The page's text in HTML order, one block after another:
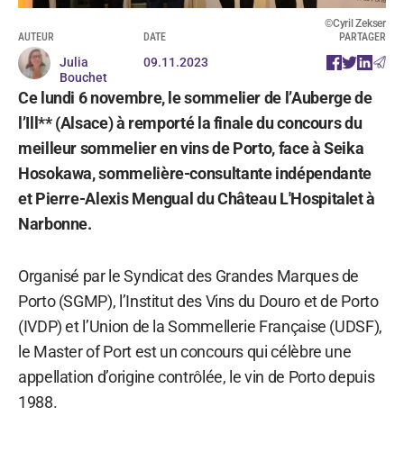
©Cyril Zekser
AUTEUR
Julia
Bouchet
DATE
09.11.2023
PARTAGER
Ce lundi 6 novembre, le sommelier de l’Auberge de
l’Ill** (Alsace) à remporté la finale du concours du
meilleur sommelier en vins de Porto, face à Seika
Hosokawa, sommelière-consultante indépendante
et Pierre-Alexis Mengual du Château L'Hospitalet à
Narbonne.
Organisé par le Syndicat des Grandes Marques de
Porto (SGMP), l’Institut des Vins du Douro et de Porto
(IVDP) et l’Union de la Sommellerie Française (UDSF),
le Master of Port est un concours qui célèbre une
appellation d’origine contrôlée, le vin de Porto depuis
1988.